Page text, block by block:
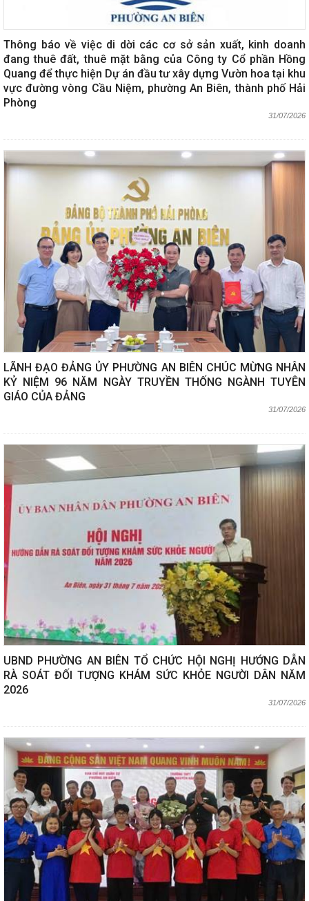
Thông báo về việc di dời các cơ sở sản xuất, kinh doanh
đang thuê đất, thuê mặt bằng của Công ty Cổ phần Hồng
Quang để thực hiện Dự án đầu tư xây dựng Vườn hoa tại khu
vực đường vòng Cầu Niệm, phường An Biên, thành phố Hải
Phòng
31/07/2026
LÃNH ĐẠO ĐẢNG ỦY PHƯỜNG AN BIÊN CHÚC MỪNG NHÂN
KỶ NIỆM 96 NĂM NGÀY TRUYỀN THỐNG NGÀNH TUYÊN
GIÁO CỦA ĐẢNG
31/07/2026
UBND PHƯỜNG AN BIÊN TỔ CHỨC HỘI NGHỊ HƯỚNG DẪN
RÀ SOÁT ĐỐI TƯỢNG KHÁM SỨC KHỎE NGƯỜI DÂN NĂM
2026
31/07/2026